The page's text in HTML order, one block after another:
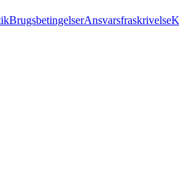
BrugsbetingelserAnsvarsfraskrivelse